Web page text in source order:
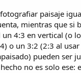
paisaje
mientras que si
4:3 en vertical (o
o un 3:2 (2:3 al
pueden ser
no es solo ese: